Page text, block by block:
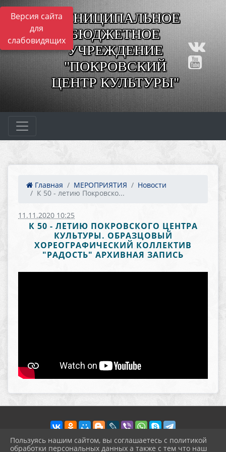
Версия сайта
для
слабовидящих
МУНИЦИПАЛЬНОЕ
БЮДЖЕТНОЕ
УЧРЕЖДЕНИЕ
"ПОКРОВСКИЙ
ЦЕНТР КУЛЬТУРЫ"
Главная МЕРОПРИЯТИЯ
Новости
К 50 - летию Покровско...
11.11.2020 10:25
К 50 - ЛЕТИЮ ПОКРОВСКОГО ЦЕНТРА
КУЛЬТУРЫ. ОБРАЗЦОВЫЙ
ХОРЕОГРАФИЧЕСКИЙ КОЛЛЕКТИВ
"РАДОСТЬ" АРХИВНАЯ ЗАПИСЬ
Пользуясь нашим сайтом, вы соглашаетесь с политикой
обработки персональных данных а также с тем что наш